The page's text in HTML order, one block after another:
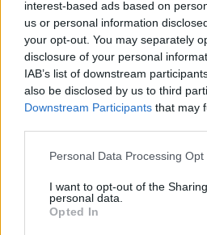
interest-based ads based on
us or personal information
your opt-out. You may separately
disclosure of your personal
IAB’s list of downstream
also be disclosed by us to third
Downstream Participants that may
Personal Data Processing Opt
I want to opt-out of the
personal data.
Opted In
Παπαζάχος για σεισμούς
υπάρχει κανένας
πόλεμο»
Στο «μάτι» του
ισχυρός σεισμός τώρα
TAGS: